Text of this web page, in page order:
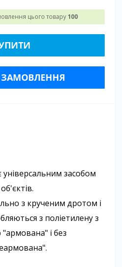
цього товару 100
засобом
з крученим дротом і
з поліетилену з
і без